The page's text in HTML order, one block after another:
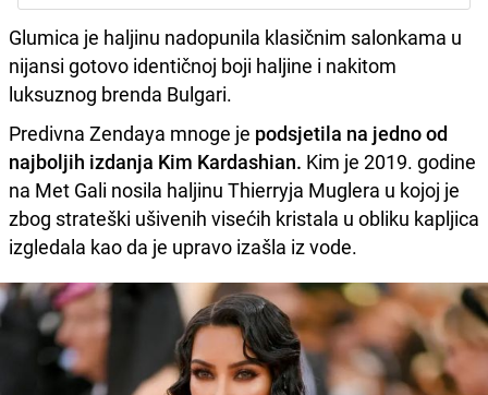
Glumica je haljinu nadopunila klasičnim salonkama u
nijansi gotovo identičnoj boji haljine i nakitom
luksuznog brenda Bulgari.
Predivna Zendaya mnoge je podsjetila na jedno od
najboljih izdanja Kim Kardashian. Kim je 2019. godine
na Met Gali nosila haljinu Thierryja Muglera u kojoj je
zbog strateški ušivenih visećih kristala u obliku kapljica
izgledala kao da je upravo izašla iz vode.